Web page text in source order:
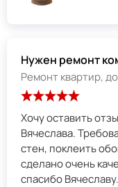
Нужен ремонт
Ремонт квартир,
Хочу оставить
Вячеслава.
стен, поклеить
сделано очень
спасибо